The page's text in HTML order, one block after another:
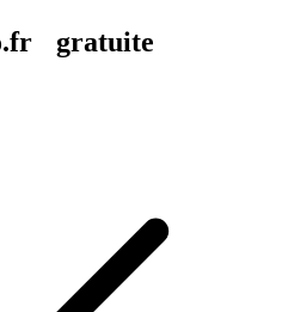
gratuite